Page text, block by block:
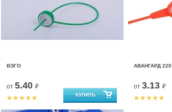
ВЭГО
от 5.40 ₽
АВАНГАРД 220
от 3.13 ₽